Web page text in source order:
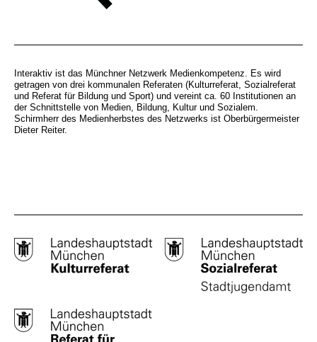
Interaktiv ist das Münchner Netzwerk Medienkompetenz. Es wird
getragen von drei kommunalen Referaten (Kulturreferat, Sozialreferat
und Referat für Bildung und Sport) und vereint ca. 60 Institutionen an
der Schnittstelle von Medien, Bildung, Kultur und Sozialem.
Schirmherr des Medienherbstes des Netzwerks ist Oberbürgermeister
Dieter Reiter.